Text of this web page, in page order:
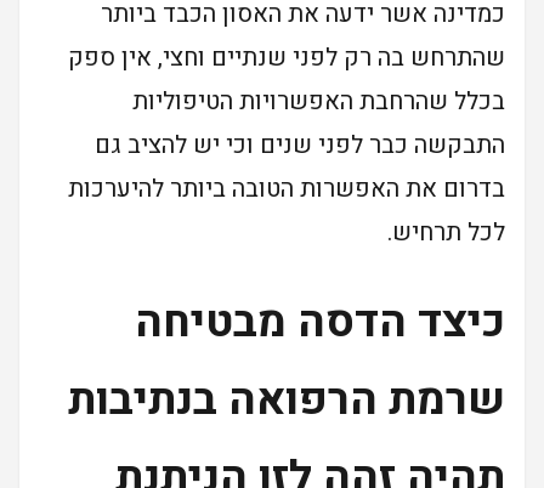
כמדינה אשר ידעה את האסון הכבד ביותר
שהתרחש בה רק לפני שנתיים וחצי, אין ספק
בכלל שהרחבת האפשרויות הטיפוליות
התבקשה כבר לפני שנים וכי יש להציב גם
בדרום את האפשרות הטובה ביותר להיערכות
לכל תרחיש.
כיצד הדסה מבטיחה
שרמת הרפואה בנתיבות